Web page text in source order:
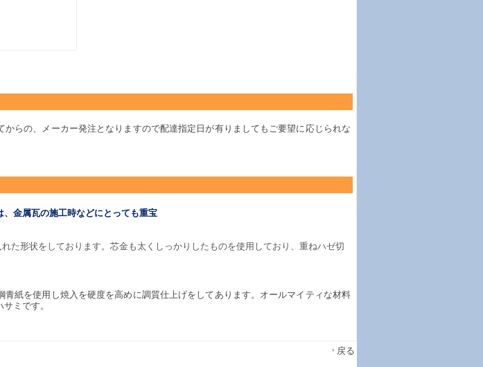
からの、メーカー発注となりますので配達指定日が有りましてもご要望に応じられな
金属瓦の施工時などにとっても重宝
た形状をしております。芯金も太くしっかりしたものを使用しており、重ねハゼ切
紙を使用し焼入を硬度を高めに調質仕上げをしてあります。オールマイティな材料
ミです。
戻る